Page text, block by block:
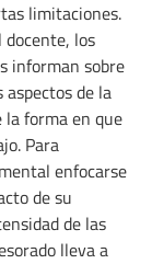
limitaciones.
los
informan sobre
de la
forma en que
Para
enfocarse
de su
de las
lleva a